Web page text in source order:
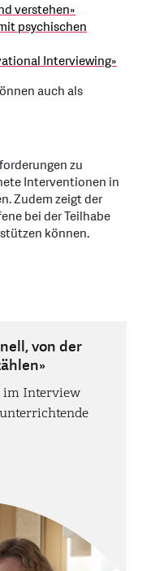
verstehen»
psychischen
Interviewing»
auch als
zu
Interventionen in
Zudem zeigt der
bei der Teilhabe
können.
von der
im Interview